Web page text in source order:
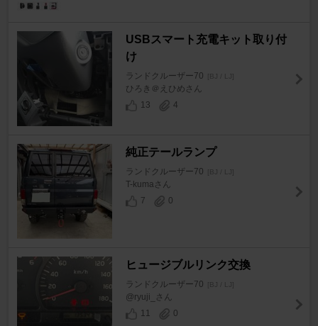
USBスマート充電キット取り付
け
ランドクルーザー70 [BJ / LJ]
ひろき＠えひめさん
13
4
純正テールランプ
ランドクルーザー70 [BJ / LJ]
T-kumaさん
7
0
ヒュージブルリンク交換
ランドクルーザー70 [BJ / LJ]
@ryuji_さん
11
0